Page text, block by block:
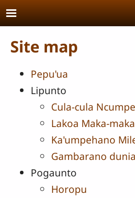
Skip to main content
Site map
Pepu'ua
Lipunto
Cula-cula Ncumpe
Lakoa Maka-maka
Ka'umpehano
Gambarano dunia
Pogaunto
Horopu